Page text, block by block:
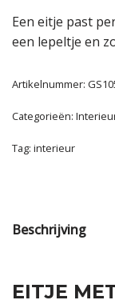
Een eitje past
een lepeltje en
Artikelnummer:
Categorieën:
Tag: interieur
Beschrijving
EITJE